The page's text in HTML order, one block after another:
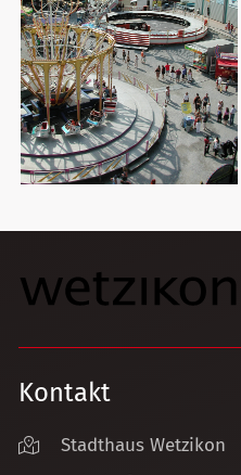
Kontakt
Stadthaus Wetzikon